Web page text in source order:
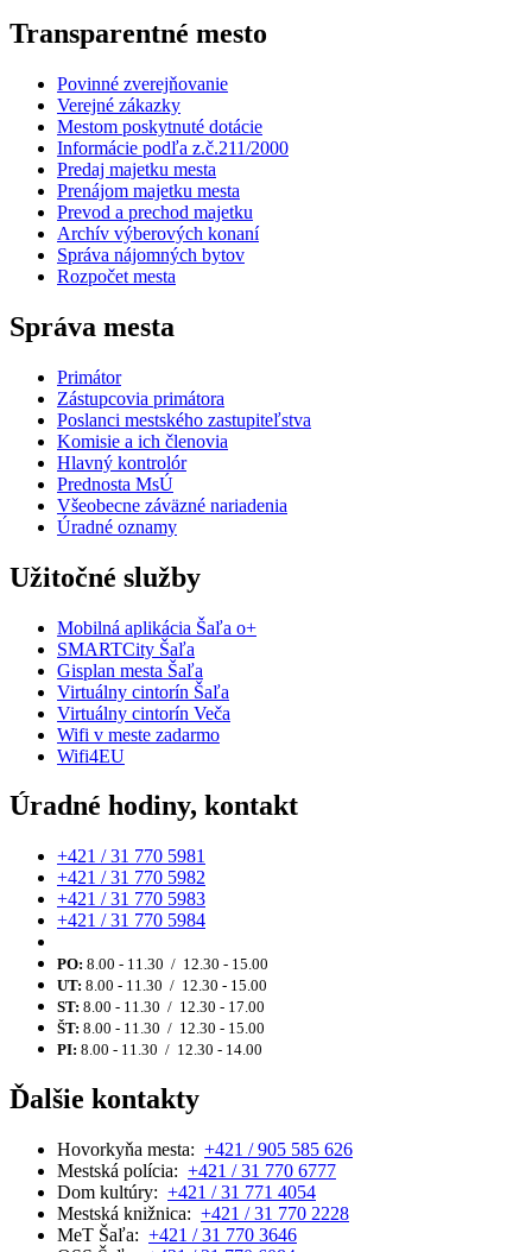
Transparentné mesto
Povinné zverejňovanie
Verejné zákazky
Mestom poskytnuté dotácie
Informácie podľa z.č.211/2000
Predaj majetku mesta
Prenájom majetku mesta
Prevod a prechod majetku
Archív výberových konaní
Správa nájomných bytov
Rozpočet mesta
Správa mesta
Primátor
Zástupcovia primátora
Poslanci mestského zastupiteľstva
Komisie a ich členovia
Hlavný kontrolór
Prednosta MsÚ
Všeobecne záväzné nariadenia
Úradné oznamy
Užitočné služby
Mobilná aplikácia Šaľa o+
SMARTCity Šaľa
Gisplan mesta Šaľa
Virtuálny cintorín Šaľa
Virtuálny cintorín Veča
Wifi v meste zadarmo
Wifi4EU
Úradné hodiny, kontakt
+421 / 31 770 5981
+421 / 31 770 5982
+421 / 31 770 5983
+421 / 31 770 5984
PO: 8.00 - 11.30 / 12.30 - 15.00
UT: 8.00 - 11.30 / 12.30 - 15.00
ST: 8.00 - 11.30 / 12.30 - 17.00
ŠT: 8.00 - 11.30 / 12.30 - 15.00
PI: 8.00 - 11.30 / 12.30 - 14.00
Ďalšie kontakty
Hovorkyňa mesta: +421 / 905 585 626
Mestská polícia: +421 / 31 770 6777
Dom kultúry: +421 / 31 771 4054
Mestská knižnica: +421 / 31 770 2228
MeT Šaľa: +421 / 31 770 3646